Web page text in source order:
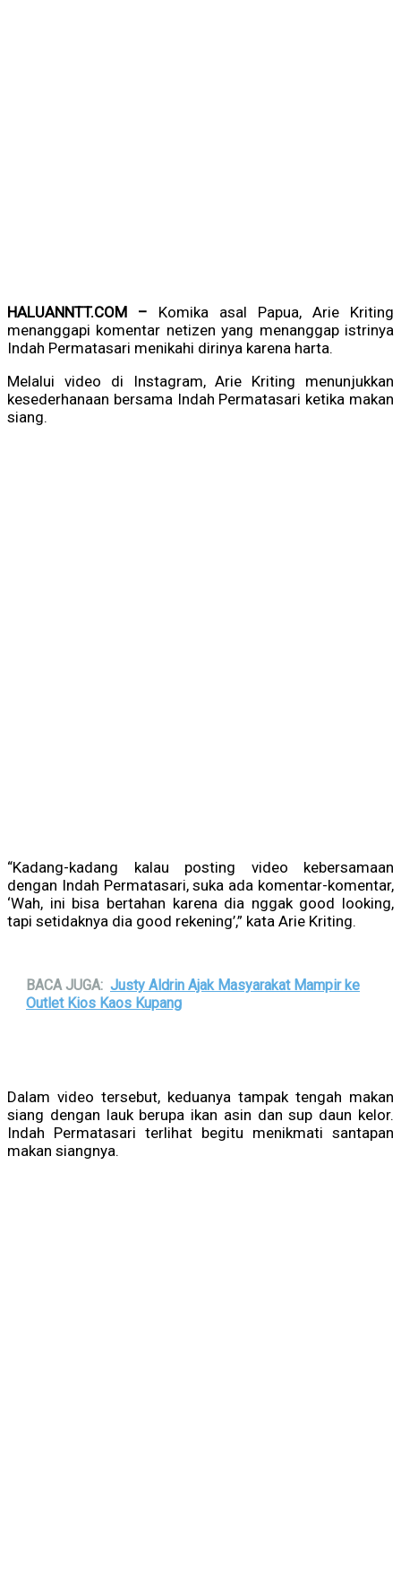
HALUANNTT.COM – Komika asal Papua, Arie Kriting
menanggapi komentar netizen yang menanggap istrinya
Indah Permatasari menikahi dirinya karena harta.
Melalui video di Instagram, Arie Kriting menunjukkan
kesederhanaan bersama Indah Permatasari ketika makan
siang.
“Kadang-kadang kalau posting video kebersamaan
dengan Indah Permatasari, suka ada komentar-komentar,
‘Wah, ini bisa bertahan karena dia nggak good looking,
tapi setidaknya dia good rekening’,” kata Arie Kriting.
BACA JUGA: Justy Aldrin Ajak Masyarakat Mampir ke
Outlet Kios Kaos Kupang
Dalam video tersebut, keduanya tampak tengah makan
siang dengan lauk berupa ikan asin dan sup daun kelor.
Indah Permatasari terlihat begitu menikmati santapan
makan siangnya.